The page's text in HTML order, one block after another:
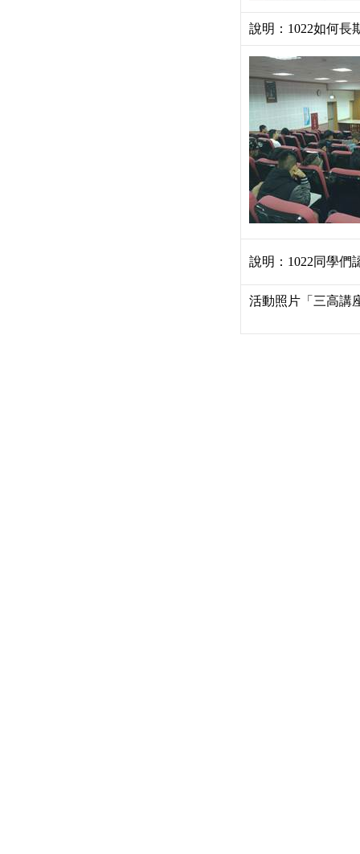
說明：1022如何長
說明：1022同學們
活動照片「三高講